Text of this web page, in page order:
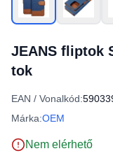
JEANS fliptok
tok
EAN / Vonalkód:
Márka:OEM
Nem elérhető